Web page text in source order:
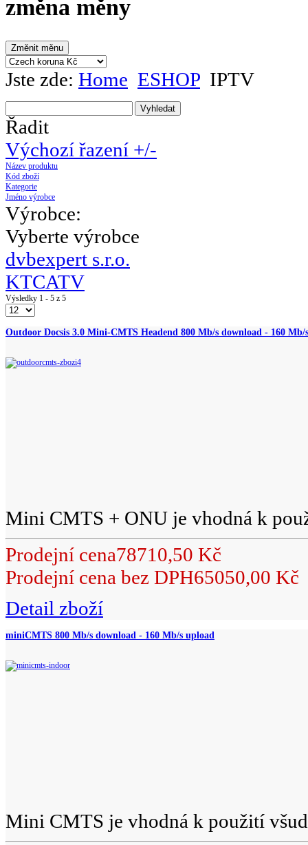
změna měny
Jste zde: Home ESHOP IPTV
Řadit
Výchozí řazení +/-
Název produktu
Kód zboží
Kategorie
Jméno výrobce
Výrobce:
Vyberte výrobce
dvbexpert s.r.o.
KTCATV
Výsledky 1 - 5 z 5
Outdoor Docsis 3.0 Mini-CMTS Headend 800 Mb/s download - 160 Mb/
Mini CMTS + ONU je vhodná k
Prodejní cena78710,50 Kč
Prodejní cena bez DPH65050,00 Kč
Detail zboží
miniCMTS 800 Mb/s download - 160 Mb/s upload
Mini CMTS je vhodná k použití